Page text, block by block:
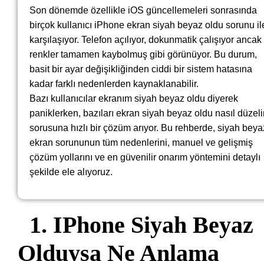
Son dönemde özellikle iOS güncellemeleri sonrasında
birçok kullanıcı iPhone ekran siyah beyaz oldu sorunu
karşılaşıyor. Telefon açılıyor, dokunmatik çalışıyor ancak
renkler tamamen kaybolmuş gibi görünüyor. Bu durum,
basit bir ayar değişikliğinden ciddi bir sistem hatasına
kadar farklı nedenlerden kaynaklanabilir.
Bazı kullanıcılar ekranım siyah beyaz oldu diyerek
paniklerken, bazıları ekran siyah beyaz oldu nasıl
sorusuna hızlı bir çözüm arıyor. Bu rehberde, siyah
ekran sorununun tüm nedenlerini, manuel ve gelişmiş
çözüm yollarını ve en güvenilir onarım yöntemini detaylı
şekilde ele alıyoruz.
1. IPhone Siyah Beyaz
Olduysa Ne Anlama